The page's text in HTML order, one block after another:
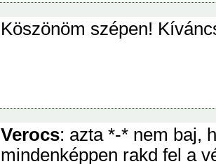
Köszönöm szépen!
Verocs: azta *-* nem baj,
mindenképpen rakd fel a